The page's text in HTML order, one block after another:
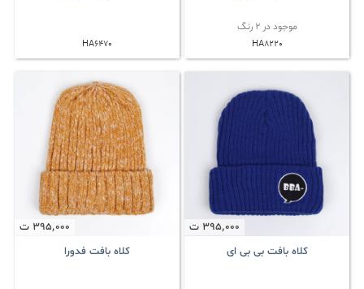
موجود در 2 رنگ
HA8220
HA6470
395٬000 ت
کلاه بافت بی بی ای
395٬000 ت
کلاه بافت فدورا